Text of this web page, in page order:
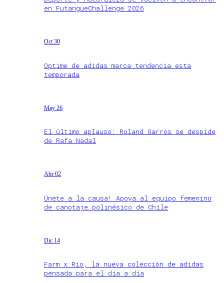
en FutangueChallenge 2026
Oct 30
Optime de adidas marca tendencia esta
temporada
May 26
El último aplauso: Roland Garros se despide
de Rafa Nadal
Abr 02
Únete a la causa! Apoya al equipo femenino
de canotaje polinésico de Chile
Dic 14
Farm x Rio, la nueva colección de adidas
pensada para el día a día